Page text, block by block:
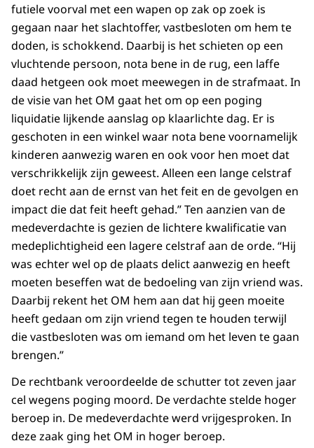
futiele voorval met een wapen op zak op zoek is
gegaan naar het slachtoffer, vastbesloten om hem te
doden, is schokkend. Daarbij is het schieten op een
vluchtende persoon, nota bene in de rug, een laffe
daad hetgeen ook moet meewegen in de strafmaat. In
de visie van het OM gaat het om op een poging
liquidatie lijkende aanslag op klaarlichte dag. Er is
geschoten in een winkel waar nota bene voornamelijk
kinderen aanwezig waren en ook voor hen moet dat
verschrikkelijk zijn geweest. Alleen een lange celstraf
doet recht aan de ernst van het feit en de gevolgen en
impact die dat feit heeft gehad.” Ten aanzien van de
medeverdachte is gezien de lichtere kwalificatie van
medeplichtigheid een lagere celstraf aan de orde. “Hij
was echter wel op de plaats delict aanwezig en heeft
moeten beseffen wat de bedoeling van zijn vriend was.
Daarbij rekent het OM hem aan dat hij geen moeite
heeft gedaan om zijn vriend tegen te houden terwijl
die vastbesloten was om iemand om het leven te gaan
brengen.”
De rechtbank veroordeelde de schutter tot zeven jaar
cel wegens poging moord. De verdachte stelde hoger
beroep in. De medeverdachte werd vrijgesproken. In
deze zaak ging het OM in hoger beroep.